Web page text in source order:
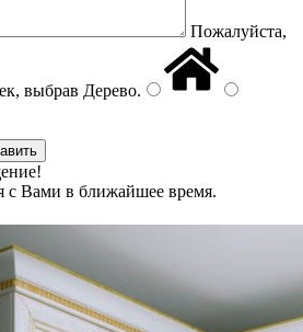
Пожалуйста,
выбрав Дерево.
с Вами в ближайшее время.